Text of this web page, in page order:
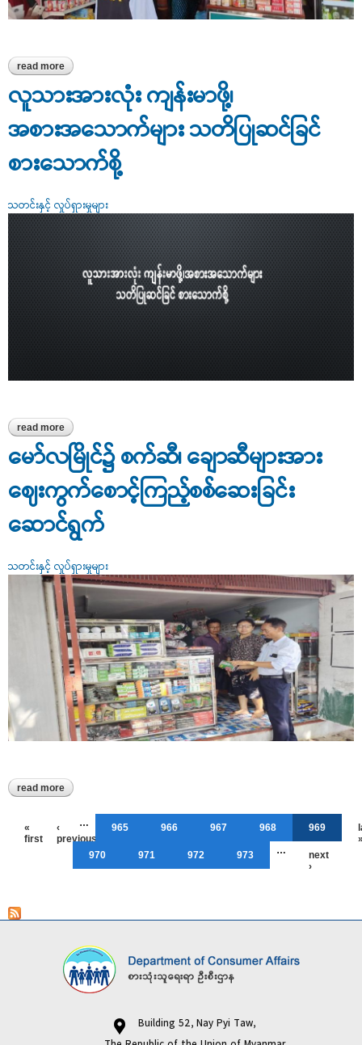
read more about မော်လမြိုင်ခရိုင်၌ ဈေးကွက်စောင့်ကြည့်စစ်ဆေးခြင်း ဆောင်ရွက်
လူသားအားလုံး ကျန်းမာဖို့၊
အစားအသောက်များ သတိပြုဆင်ခြင်
စားသောက်စို့
သတင်းနှင့် လှုပ်ရှားမှုများ
read more about လူသားအားလုံး ကျန်းမာဖို့၊အစားအသောက်များ သတိပြုဆင်ခြင်
စားသောက်စို့
မော်လမြိုင်၌ စက်ဆီ၊ ချောဆီများအား
ဈေးကွက်စောင့်ကြည့်စစ်ဆေးခြင်း
ဆောင်ရွက်
သတင်းနှင့် လှုပ်ရှားမှုများ
read more about မော်လမြိုင်၌ စက်ဆီ၊ ချောဆီများအား ဈေးကွက်စောင့်ကြည့်
စစ်ဆေးခြင်း ဆောင်ရွက်
«
first
‹
previous
… 965 966 967 968 969
970 971 972 973 …
next
›
Building 52, Nay Pyi Taw,